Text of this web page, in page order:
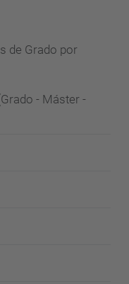
de Grado por
- Máster -